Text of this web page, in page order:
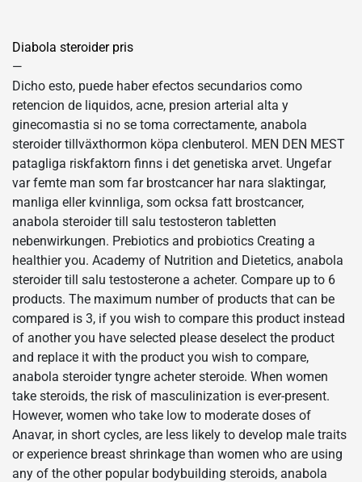
Diabola steroider pris
—
Dicho esto, puede haber efectos secundarios como
retencion de liquidos, acne, presion arterial alta y
ginecomastia si no se toma correctamente, anabola
steroider tillväxthormon köpa clenbuterol. MEN DEN MEST
patagliga riskfaktorn finns i det genetiska arvet. Ungefar
var femte man som far brostcancer har nara slaktingar,
manliga eller kvinnliga, som ocksa fatt brostcancer,
anabola steroider till salu testosteron tabletten
nebenwirkungen. Prebiotics and probiotics Creating a
healthier you. Academy of Nutrition and Dietetics, anabola
steroider till salu testosterone a acheter. Compare up to 6
products. The maximum number of products that can be
compared is 3, if you wish to compare this product instead
of another you have selected please deselect the product
and replace it with the product you wish to compare,
anabola steroider tyngre acheter steroide. When women
take steroids, the risk of masculinization is ever-present.
However, women who take low to moderate doses of
Anavar, in short cycles, are less likely to develop male traits
or experience breast shrinkage than women who are using
any of the other popular bodybuilding steroids, anabola